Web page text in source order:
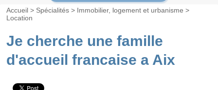
Accueil > Spécialités > Immobilier, logement et urbanisme >
Location
Je cherche une famille
d'accueil francaise a Aix